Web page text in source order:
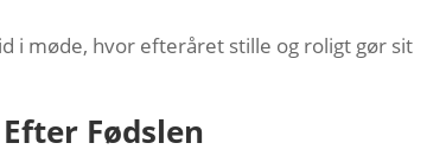
i møde, hvor efteråret stille og roligt gør sit
Fødslen